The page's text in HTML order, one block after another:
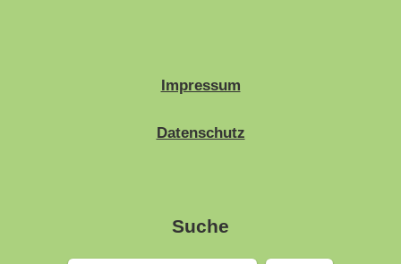
Impressum
Datenschutz
Suche